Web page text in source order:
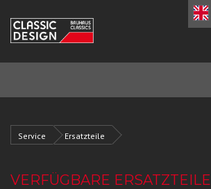
Service Ersatzteile
VERFÜGBARE ERSATZTEILE